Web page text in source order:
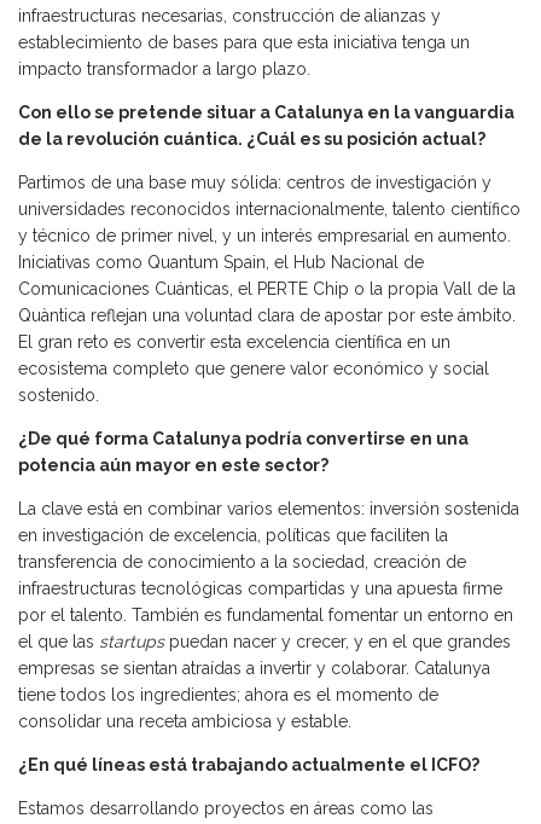
infraestructuras necesarias, construcción de alianzas y
establecimiento de bases para que esta iniciativa tenga un
impacto transformador a largo plazo.
Con ello se pretende situar a Catalunya en la vanguardia
de la revolución cuántica. ¿Cuál es su posición actual?
Partimos de una base muy sólida: centros de investigación y
universidades reconocidos internacionalmente, talento científico
y técnico de primer nivel, y un interés empresarial en aumento.
Iniciativas como Quantum Spain, el Hub Nacional de
Comunicaciones Cuánticas, el PERTE Chip o la propia Vall de la
Quàntica reflejan una voluntad clara de apostar por este ámbito.
El gran reto es convertir esta excelencia científica en un
ecosistema completo que genere valor económico y social
sostenido.
¿De qué forma Catalunya podría convertirse en una
potencia aún mayor en este sector?
La clave está en combinar varios elementos: inversión sostenida
en investigación de excelencia, políticas que faciliten la
transferencia de conocimiento a la sociedad, creación de
infraestructuras tecnológicas compartidas y una apuesta firme
por el talento. También es fundamental fomentar un entorno en
el que las startupspuedan nacer y crecer, y en el que grandes
empresas se sientan atraídas a invertir y colaborar. Catalunya
tiene todos los ingredientes; ahora es el momento de
consolidar una receta ambiciosa y estable.
¿En qué líneas está trabajando actualmente el ICFO?
Estamos desarrollando proyectos en áreas como las